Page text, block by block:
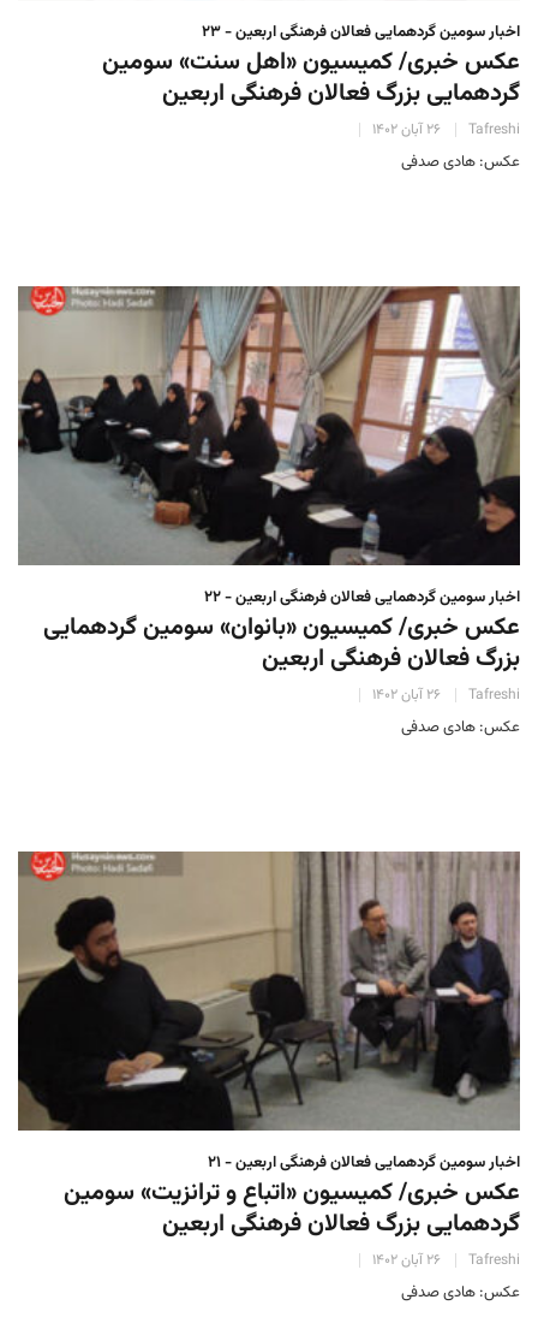
اخبار سومین گردهمایی فعالان فرهنگی اربعین - ۲۳
عکس خبری/ کمیسیون «اهل سنت» سومین
گردهمایی بزرگ فعالان فرهنگی اربعین
Tafreshi ۲۶ آبان ۱۴۰۲
عکس: هادی صدفی
اخبار سومین گردهمایی فعالان فرهنگی اربعین - ۲۲
عکس خبری/ کمیسیون «بانوان» سومین گردهمایی
بزرگ فعالان فرهنگی اربعین
Tafreshi ۲۶ آبان ۱۴۰۲
عکس: هادی صدفی
اخبار سومین گردهمایی فعالان فرهنگی اربعین - ۲۱
عکس خبری/ کمیسیون «اتباع و ترانزیت» سومین
گردهمایی بزرگ فعالان فرهنگی اربعین
Tafreshi ۲۶ آبان ۱۴۰۲
عکس: هادی صدفی